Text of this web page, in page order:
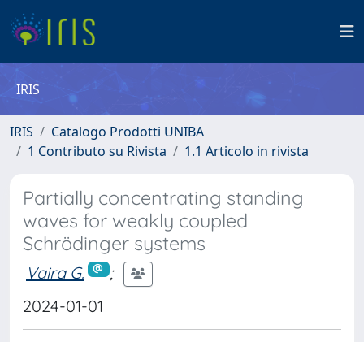
IRIS
IRIS
Catalogo Prodotti UNIBA
1 Contributo su Rivista
1.1 Articolo in rivista
Partially concentrating standing
waves for weakly coupled
Schrödinger systems
Vaira G.
;
2024-01-01